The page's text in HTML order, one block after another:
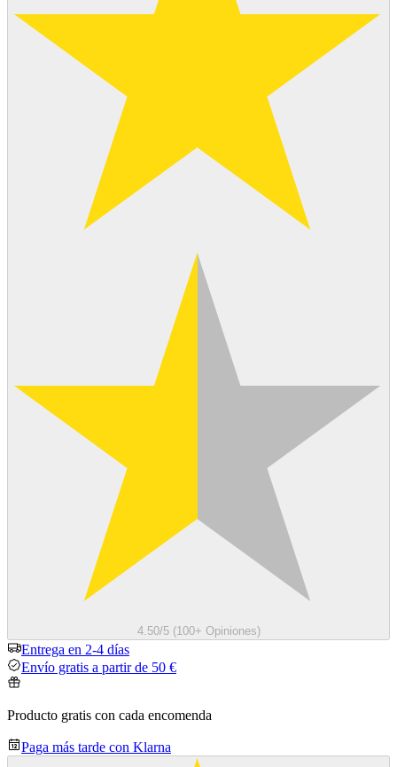
4.50/5 (100+ Opiniones)
Entrega en 2-4 días
Envío gratis a partir de 50 €
Producto gratis con cada encomenda
Paga más tarde con Klarna